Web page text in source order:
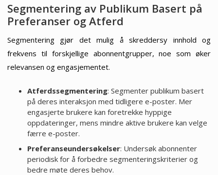
Segmentering av Publikum Basert på
Preferanser og Atferd
Segmentering gjør det mulig å skreddersy innhold og
frekvens til forskjellige abonnentgrupper, noe som øker
relevansen og engasjementet.
Atferdssegmentering: Segmenter publikum basert
på deres interaksjon med tidligere e-poster. Mer
engasjerte brukere kan foretrekke hyppige
oppdateringer, mens mindre aktive brukere kan velge
færre e-poster.
Preferanseundersøkelser: Undersøk abonnenter
periodisk for å forbedre segmenteringskriterier og
bedre møte deres behov.